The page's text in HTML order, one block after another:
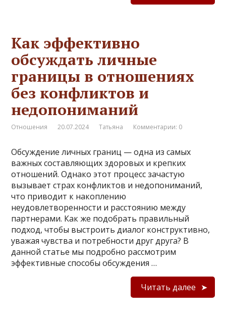
Как эффективно
обсуждать личные
границы в отношениях
без конфликтов и
недопониманий
Отношения 20.07.2024 Татьяна Комментарии: 0
Обсуждение личных границ — одна из самых
важных составляющих здоровых и крепких
отношений. Однако этот процесс зачастую
вызывает страх конфликтов и недопониманий,
что приводит к накоплению
неудовлетворенности и расстоянию между
партнерами. Как же подобрать правильный
подход, чтобы выстроить диалог конструктивно,
уважая чувства и потребности друг друга? В
данной статье мы подробно рассмотрим
эффективные способы обсуждения …
Читать далее